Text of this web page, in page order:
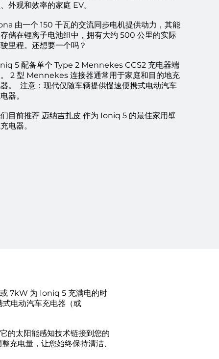
inbuilt
car charger for home
Charging
外观和效率的家庭 EV。
由一个 150 千瓦的交流同步电机提供动力，其能
储在锂离子电池组中，拥有大约 500 公里的实际
里程。还想要一个吗？
5 配备单个 Type 2 Mennekes CCS2 充电器端
2 型 Mennekes 连接器通常用于家庭和目的地充
。
注意：现代仅随车辆提供慢速便携式电动汽车
器。
目前推荐 迈纳吉扎皮 作为 Ioniq 5 的最佳家用壁
电器。
7kW 为 Ioniq 5 充满电的时
电动汽车充电器（或
的太阳能感知技术链接到您的
充电量，让您始终保持清洁、